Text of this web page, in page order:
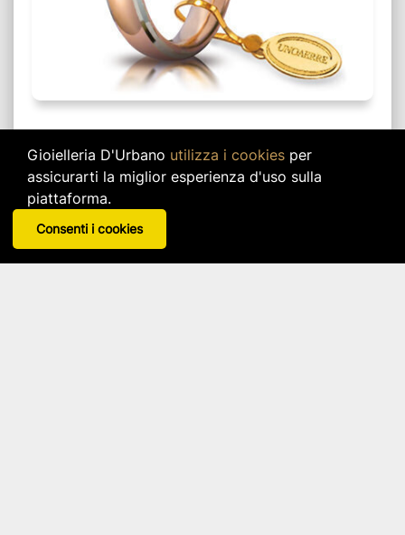
La scheda prodotto sul tuo Whatsapp
Ricevi la scheda prodotto, con informazioni e
foto del prodotto visualizzato, cliccando sul
Gioielleria D'Urbano utilizza i cookiesper
assicurarti la miglior esperienza d'uso sulla
piattaforma.
Consenti i cookies